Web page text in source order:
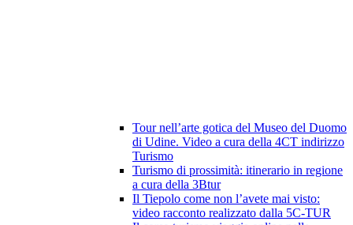
Tour nell’arte gotica del Museo del Duomo
di Udine. Video a cura della 4CT indirizzo
Turismo
Turismo di prossimità: itinerario in regione
a cura della 3Btur
Il Tiepolo come non l’avete mai visto:
video racconto realizzato dalla 5C-TUR